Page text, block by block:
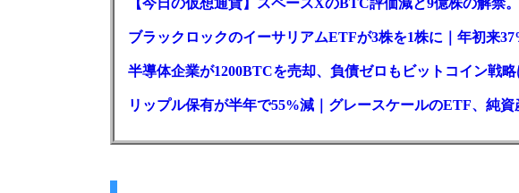
【今日の仮想通貨】スペースXのBTC評価減と9億株の解禁
ブラックロックのイーサリアムETFが3株を1株に｜年初来
半導体企業が1200BTCを売却、負債ゼロもビットコイン戦略
リップル保有が半年で55%減｜グレースケールのETF、純資